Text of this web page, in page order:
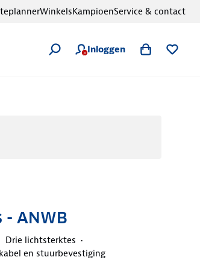
Inloggen
WinkelsKampioenService & contact
- ANWB
Drie lichtsterktes
en stuurbevestiging